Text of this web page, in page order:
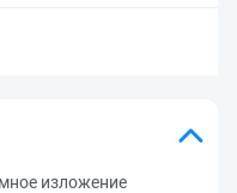
изложение